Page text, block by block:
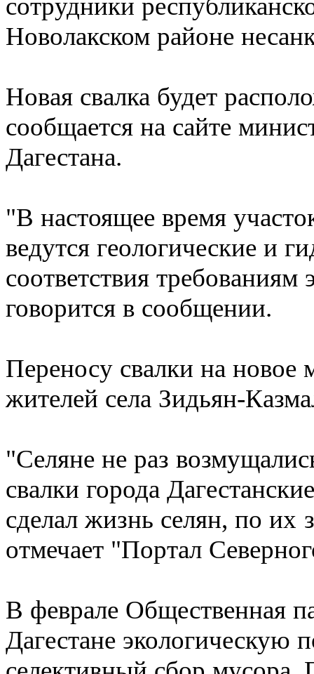
сотрудники
Новолакском районе
Новая свалка будет
сообщается на сайте
Дагестана.
"В настоящее время
ведутся геологические и
соответствия требованиям
говорится в сообщении.
Переносу свалки на новое
жителей села Зидьян-
"Селяне не раз
свалки города
сделал жизнь селян, по
отмечает "Портал
В феврале Общественная
Дагестане экологическую